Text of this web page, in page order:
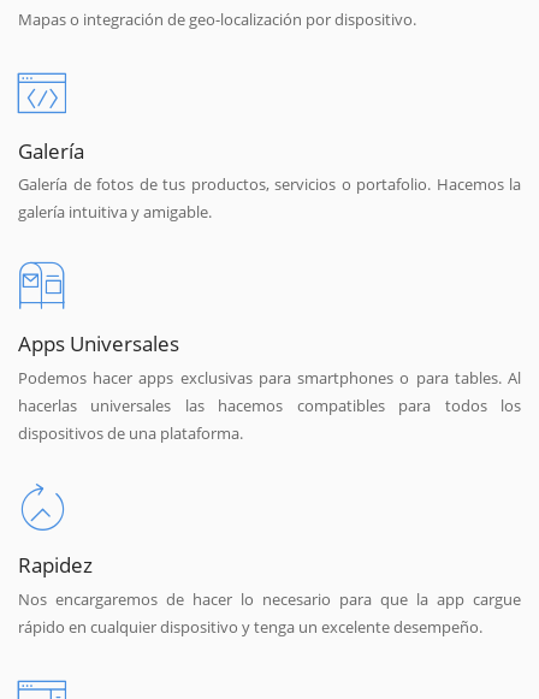
Mapas o integración de geo-localización por dispositivo.
Galería
Galería de fotos de tus productos, servicios o portafolio. Hacemos la
galería intuitiva y amigable.
Apps Universales
Podemos hacer apps exclusivas para smartphones o para tables. Al
hacerlas universales las hacemos compatibles para todos los
dispositivos de una plataforma.
Rapidez
Nos encargaremos de hacer lo necesario para que la app cargue
rápido en cualquier dispositivo y tenga un excelente desempeño.